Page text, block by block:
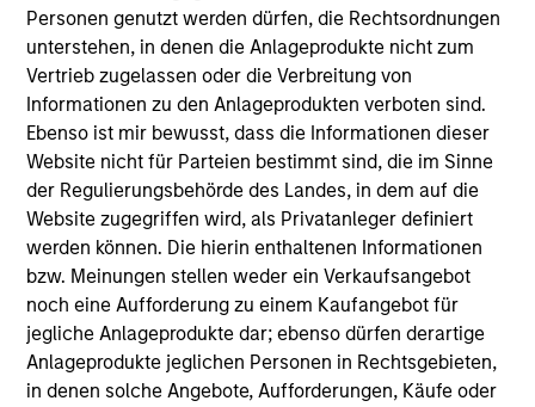
Personen genutzt werden dürfen, die Rechtsordnungen
unterstehen, in denen die Anlageprodukte nicht zum
Vertrieb zugelassen oder die Verbreitung von
Informationen zu den Anlageprodukten verboten sind.
Ebenso ist mir bewusst, dass die Informationen dieser
Website nicht für Parteien bestimmt sind, die im Sinne
der Regulierungsbehörde des Landes, in dem auf die
Website zugegriffen wird, als Privatanleger definiert
werden können. Die hierin enthaltenen Informationen
bzw. Meinungen stellen weder ein Verkaufsangebot
noch eine Aufforderung zu einem Kaufangebot für
jegliche Anlageprodukte dar; ebenso dürfen derartige
Anlageprodukte jeglichen Personen in Rechtsgebieten,
in denen solche Angebote, Aufforderungen, Käufe oder
returns and net of fee.
Performance data for funds with less than one year's track
record is not shown. Performance is calculated net of fees.
YTD performance data is not annualised. Performance of
other share classes, when offered, may differ. Please
consider the investment objectives, risks, charges and
expenses of the fund carefully before investing.
Past performance should not be construed as a guarantee
of future performance. Performance of the Morgan Stanley
Liquidity Funds is calculated net of fees. Returns may
increase or decrease as a result of currency fluctuations.
It is important you read the legal information page before
proceeding as it explains in which countries the Morgan
Stanley Liquidity Funds are authorised for sale and where
this website is directed.